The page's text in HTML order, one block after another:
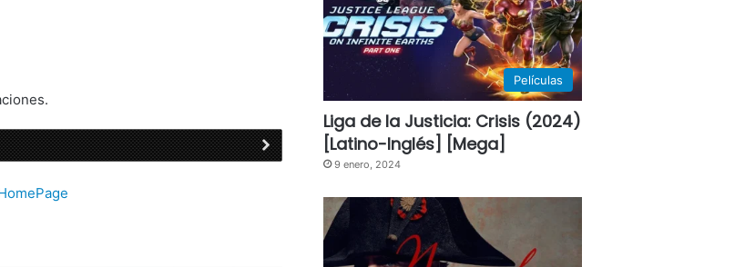
Películas
Liga de la Justicia: Crisis (2024)
[Latino-Inglés] [Mega]
9 enero, 2024